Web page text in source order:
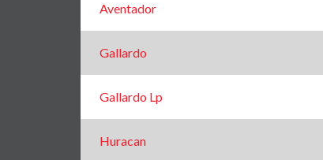
Aventador
Gallardo
Gallardo Lp
Huracan